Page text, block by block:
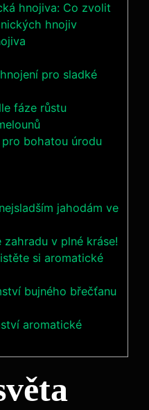
‌hnojiva: Co⁢ zvolit
hnojiv
pro sladké
fáze růstu
bohatou úrodu
jahodám ve
v plné kráse!
si aromatické
bujného břečťanu
aromatické